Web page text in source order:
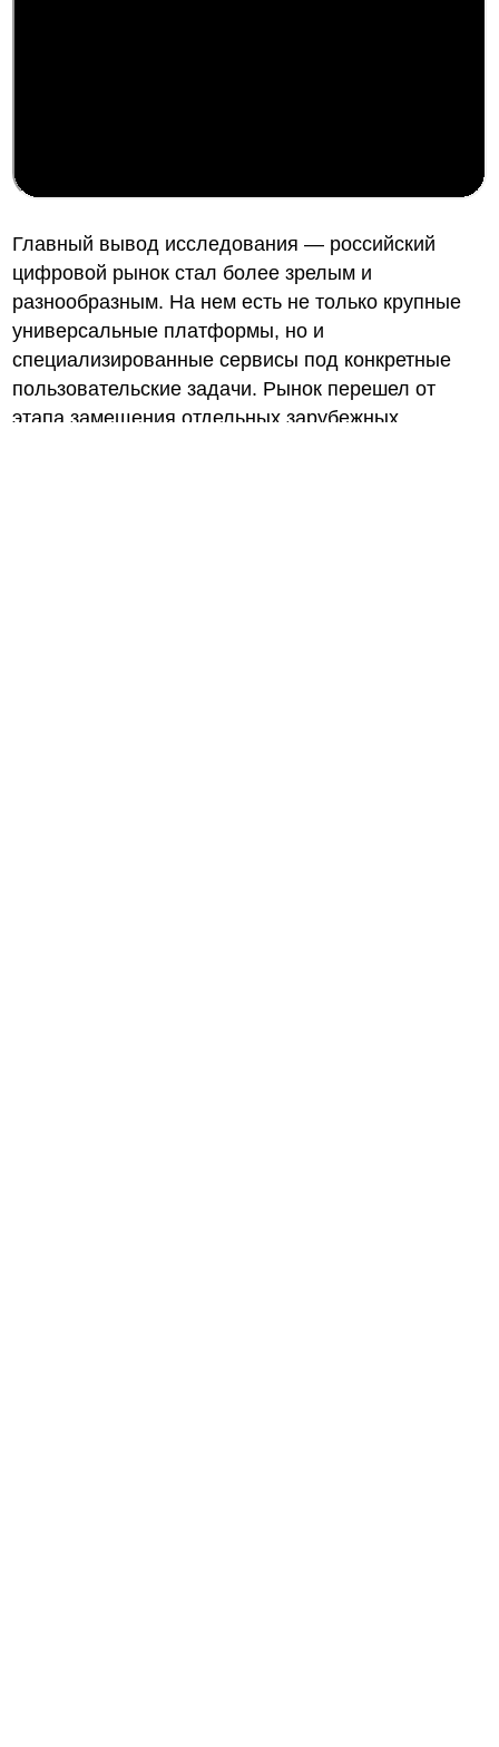
Главный вывод исследования — российский
цифровой рынок стал более зрелым и
разнообразным. На нем есть не только крупные
универсальные платформы, но и
специализированные сервисы под конкретные
пользовательские задачи. Рынок перешел от
этапа замещения отдельных зарубежных